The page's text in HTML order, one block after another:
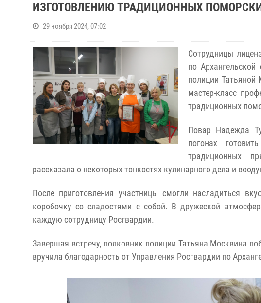
ИЗГОТОВЛЕНИЮ ТРАДИЦИОННЫХ
29 ноября 2024, 07:02
Сотрудницы
по
полиции Татьяной
мастер-класс
традиционных
Повар Надежда
погонах
традиционных
рассказала о некоторых тонкостях кулинарного дела и
После приготовления участницы смогли насладиться
коробочку со сладостями с собой. В дружеской
каждую сотрудницу Росгвардии.
Завершая встречу, полковник полиции Татьяна Москвина
вручила благодарность от Управления Росгвардии по